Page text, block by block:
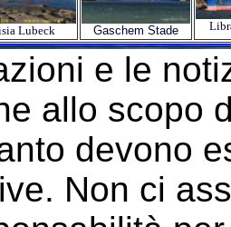
Lubeck Gaschem Stade
e le
allo scopo
devono
Non ci